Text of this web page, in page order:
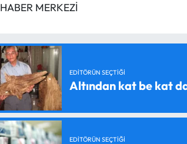
HABER MERKEZİ
EDITÖRÜN SEÇTIĞI
Altından kat be kat
EDITÖRÜN SEÇTIĞI